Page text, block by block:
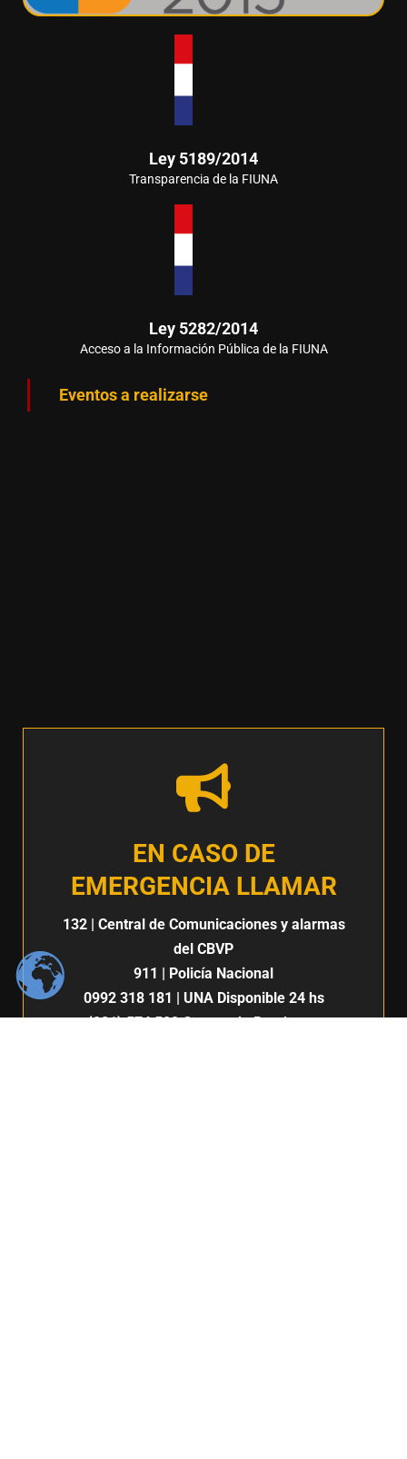
Ley 5189/2014
Transparencia de la FIUNA
Ley 5282/2014
Acceso a la Información Pública de la FIUNA
Eventos a realizarse
EN CASO DE
EMERGENCIA LLAMAR
132| Central de Comunicaciones y alarmas
del CBVP
911 | Policía Nacional
0992 318 181 | UNA Disponible 24 hs
(021) 574 500Cuerpo de Bomberos